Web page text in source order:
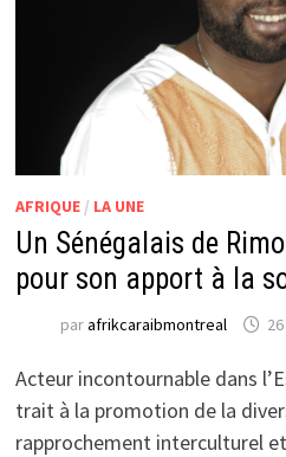
AFRIQUE/ LA UNE
Un Sénégalais de
pour son apport à la
parafrikcaraibmontreal
Acteur incontournable dans
trait à la promotion de la
rapprochement interculturel